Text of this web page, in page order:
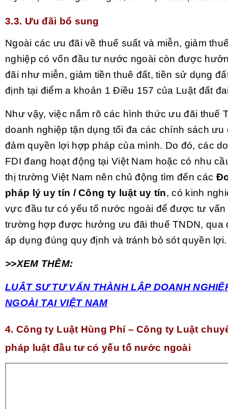
3.3. Ưu đãi bổ sung
Ngoài các ưu đãi về thuế suất và miễn, giảm
nghiệp có vốn đầu tư nước ngoài còn được
đãi như miễn, giảm tiền thuê đất, tiền sử dụng
định tại điểm a khoản 1 Điều 157 của Luật đất
Như vậy, việc nắm rõ các hình thức ưu đãi thuế
doanh nghiệp tận dụng tối đa các chính sách ưu
đảm quyền lợi hợp pháp của mình. Do đó, các
FDI đang hoạt động tại Việt Nam hoặc có nhu
thị trường Việt Nam nên chủ động tìm đến các
pháp lý uy tín / Công ty luật uy tín, có kinh
vực đầu tư có yếu tố nước ngoài để được tư vấn
trường hợp được hưởng ưu đãi thuế TNDN, qua
áp dụng đúng quy định và tránh bỏ sót quyền lợi.
>>XEM THÊM:
LUẬT SƯ TƯ VẤN THÀNH LẬP DOANH
NGOÀI TẠI VIỆT NAM
4. Công ty Luật Hùng Phí – Công ty Luật
pháp luật đầu tư có yếu tố nước ngoài